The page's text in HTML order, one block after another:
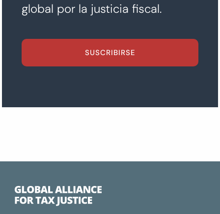
global por la justicia fiscal.
SUSCRIBIRSE